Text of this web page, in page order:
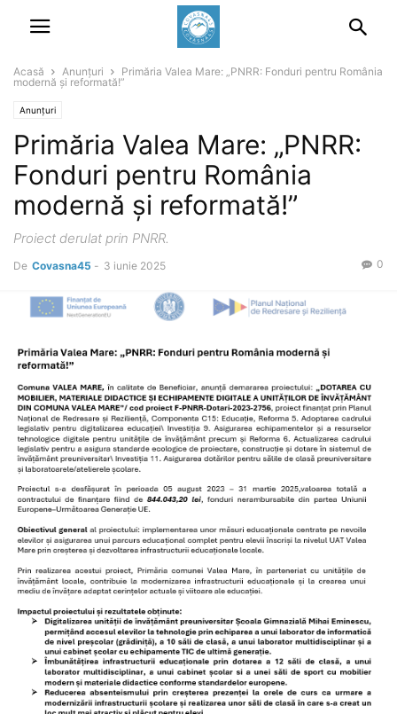
Acasă Anunțuri
Primăria Valea Mare: „PNRR: Fonduri pentru România
modernă și reformată!”
Anunțuri
Primăria Valea Mare: „PNRR:
Fonduri pentru România
modernă și reformată!”
Proiect derulat prin PNRR.
De Covasna45 - 3 iunie 2025 0